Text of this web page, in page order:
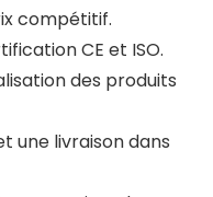
compétitif.
CE et ISO.
des produits
une livraison dans